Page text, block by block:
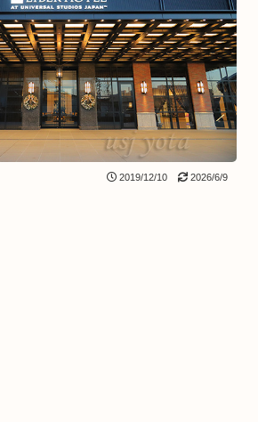
2019/12/10 2026/6/9